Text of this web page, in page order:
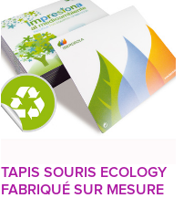
TAPIS SOURIS ECOLOGY
FABRIQUÉ SUR MESURE